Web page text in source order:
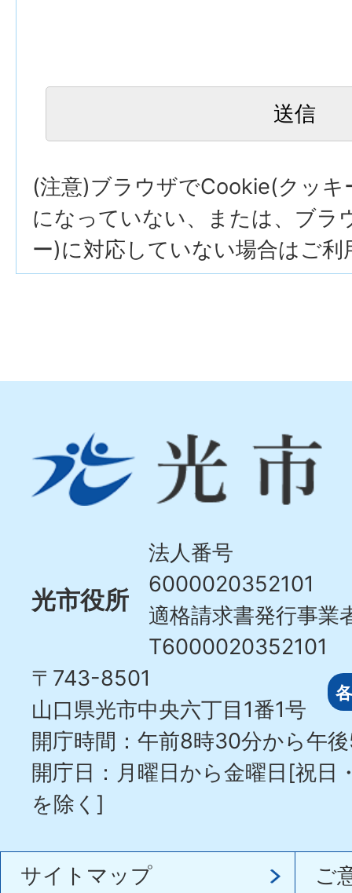
(注意)ブラウザでCookie(クッキ
になっていない、または、ブラ
ー)に対応していない場合はご利
市
Hikari
光市役所
法人番号
6000020352101
適格請求書発行事業
T6000020352101
〒743-8501
山口県光市中央六丁目1番1号
開庁時間：午前8時30分から午
開庁日：月曜日から金曜日[祝日
を除く]
サイトマップ
ご